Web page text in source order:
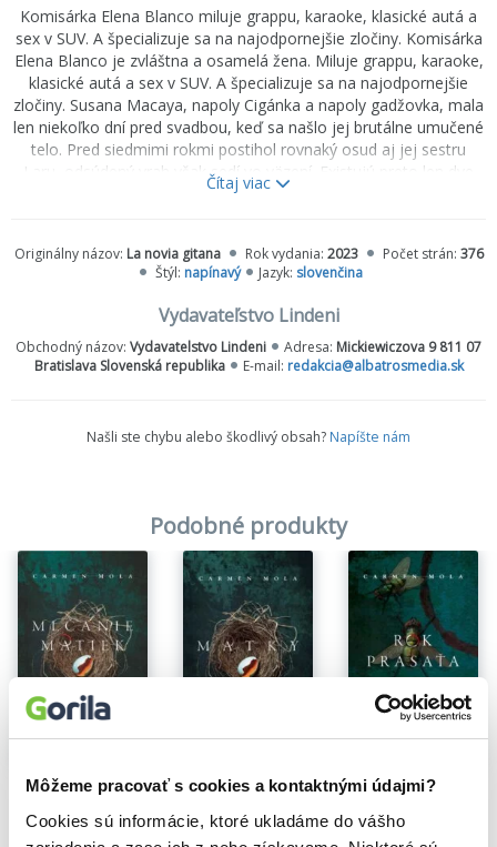
Môžeme pracovať s cookies a kontaktnými údajmi?
Cookies sú informácie, ktoré ukladáme do vášho
Komisárka Elena Blanco miluje grappu, karaoke, klasické autá a
sex v SUV. A špecializuje sa na najodpornejšie zločiny. Komisárka
Elena Blanco je zvláštna a osamelá žena. Miluje grappu, karaoke,
klasické autá a sex v SUV. A špecializuje sa na najodpornejšie
zločiny. Susana Macaya, napoly Cigánka a napoly gadžovka, mala
len niekoľko dní pred svadbou, keď sa našlo jej brutálne umučené
telo. Pred siedmimi rokmi postihol rovnaký osud aj jej sestru
Laru, odsúdený vrah však sedí vo väzení. Existujú preto len dve
možnosti: buď má nasledovníka, alebo je muž odsúdený za Larinu
najodpornejšie zločiny. Ak chce Elena zistiť, kto zavraždil Susanu,
musí sa ponoriť do zložitého sveta cigánskej kultúry a nazrieť do
najtemnejších zákutí ľudskej mysle.
Čítaj viac
Originálny názov: La novia gitana Rok vydania: 2023 Počet strán: 376
Štýl: napínavý Jazyk: slovenčina
Vydavateľstvo Lindeni
Obchodný názov: Vydavatelstvo Lindeni Adresa: Mickiewiczova 9 811 07
Bratislava Slovenská republika
E-mail: redakcia@albatrosmedia.sk
Našli ste chybu alebo škodlivý obsah? Napíšte nám
Podobné produkty
Mlčanie matiek
Carmen Mola
15,25€
Matky
Carmen Mola
16,24€
Rok prasaťa
Carmen Mola
13,17€